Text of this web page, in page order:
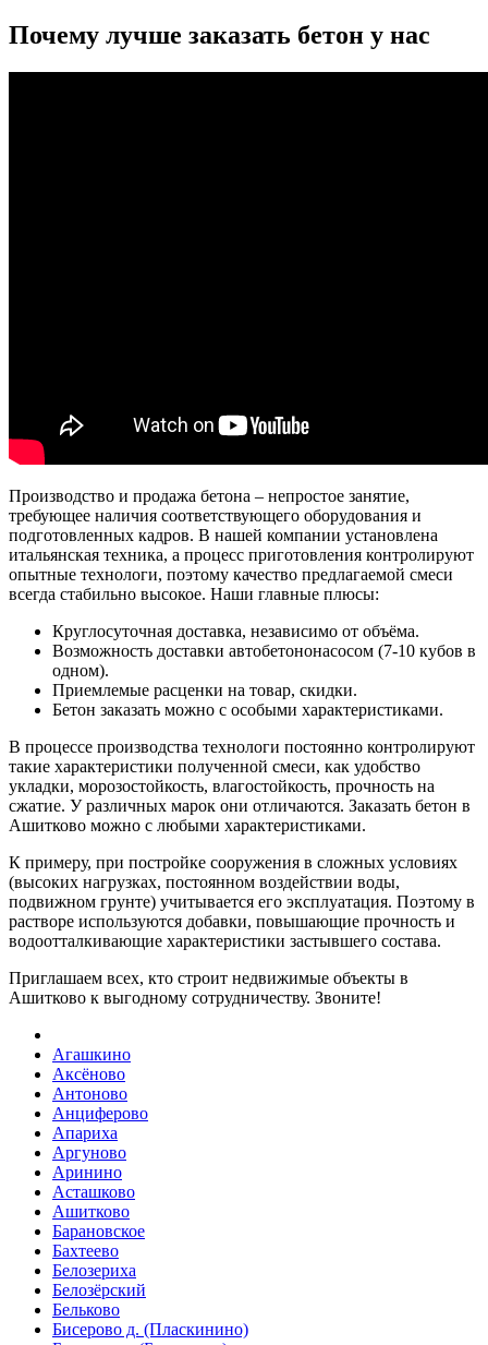
Почему лучше заказать бетон у нас
Производство и продажа бетона – непростое занятие,
требующее наличия соответствующего оборудования и
подготовленных кадров. В нашей компании установлена
итальянская техника, а процесс приготовления контролируют
опытные технологи, поэтому качество предлагаемой смеси
всегда стабильно высокое. Наши главные плюсы:
Круглосуточная доставка, независимо от объёма.
Возможность доставки автобетононасосом (7-10 кубов в
одном).
Приемлемые расценки на товар, скидки.
Бетон заказать можно с особыми характеристиками.
В процессе производства технологи постоянно контролируют
такие характеристики полученной смеси, как удобство
укладки, морозостойкость, влагостойкость, прочность на
сжатие. У различных марок они отличаются. Заказать бетон в
Ашитково можно с любыми характеристиками.
К примеру, при постройке сооружения в сложных условиях
(высоких нагрузках, постоянном воздействии воды,
подвижном грунте) учитывается его эксплуатация. Поэтому в
растворе используются добавки, повышающие прочность и
водоотталкивающие характеристики застывшего состава.
Приглашаем всех, кто строит недвижимые объекты в
Ашитково к выгодному сотрудничеству. Звоните!
Агашкино
Аксёново
Антоново
Анциферово
Апариха
Аргуново
Аринино
Асташково
Ашитково
Барановское
Бахтеево
Белозериха
Белозёрский
Бельково
Бисерово д. (Пласкинино)